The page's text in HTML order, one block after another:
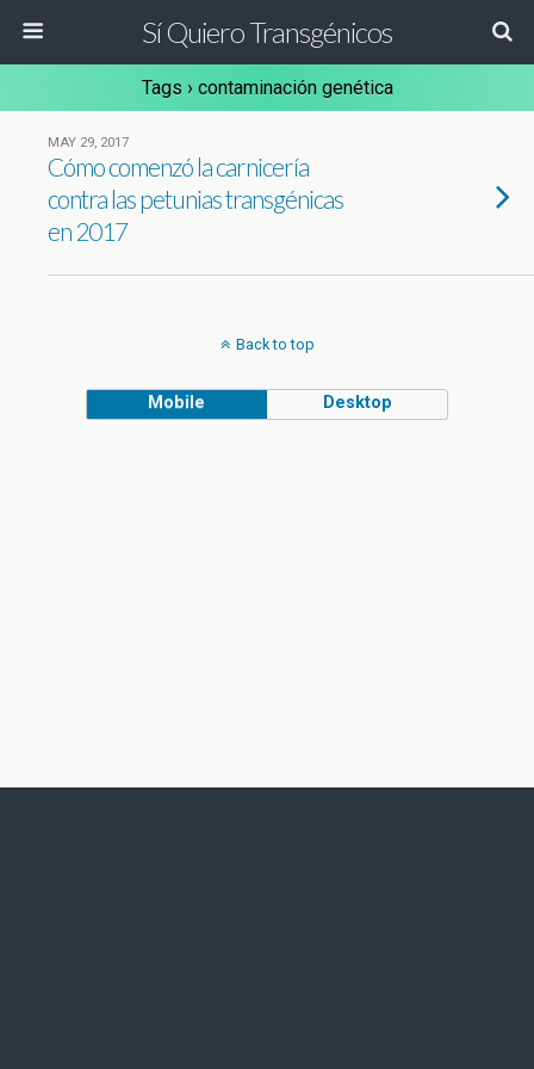
Sí Quiero Transgénicos
Tags › contaminación genética
MAY 29, 2017
Cómo comenzó la carnicería
contra las petunias transgénicas
en 2017
Back to top
Mobile Desktop